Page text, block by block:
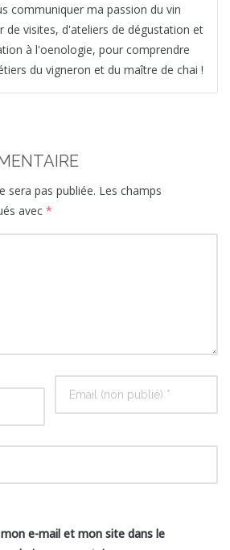
communiquer ma passion du vin
de visites, d'ateliers de dégustation et
à l'oenologie, pour comprendre
du vigneron et du maître de chai !
sera pas publiée. Les champs
avec *
e-mail et mon site dans le